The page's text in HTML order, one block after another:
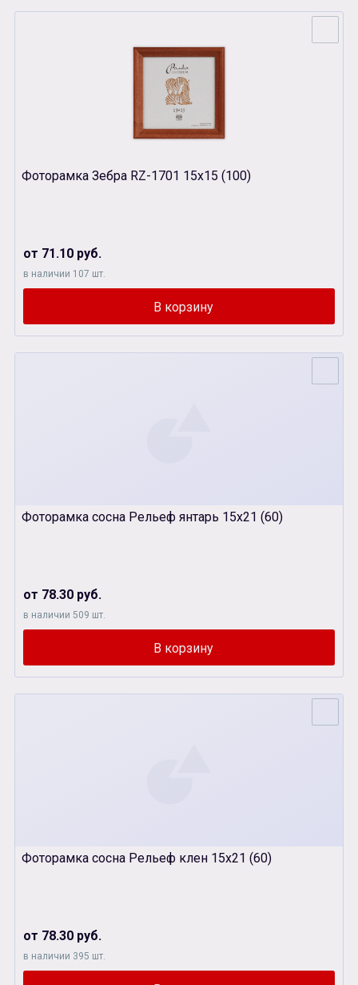
Фоторамка Зебра RZ-1701 15х15 (100)
от 71.10 руб.
в наличии 107 шт.
Фоторамка сосна Рельеф янтарь 15х21 (60)
от 78.30 руб.
в наличии 509 шт.
Фоторамка сосна Рельеф клен 15х21 (60)
от 78.30 руб.
в наличии 395 шт.